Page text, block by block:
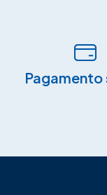
Pagamento